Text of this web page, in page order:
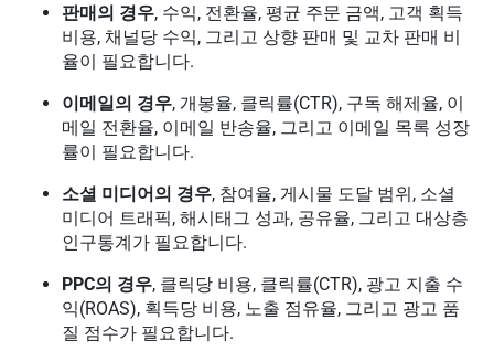
판매의 경우, 수익, 전환율, 평균 주문 금액, 고객 획득
비용, 채널당 수익, 그리고 상향 판매 및 교차 판매 비
율이 필요합니다.
이메일의 경우, 개봉율, 클릭률(CTR), 구독 해제율, 이
메일 전환율, 이메일 반송율, 그리고 이메일 목록 성장
률이 필요합니다.
소셜 미디어의 경우, 참여율, 게시물 도달 범위, 소셜
미디어 트래픽, 해시태그 성과, 공유율, 그리고 대상층
인구통계가 필요합니다.
PPC의 경우, 클릭당 비용, 클릭률(CTR), 광고 지출 수
익(ROAS), 획득당 비용, 노출 점유율, 그리고 광고 품
질 점수가 필요합니다.